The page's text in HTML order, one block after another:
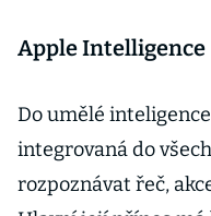
Apple Intelligence
Do umělé
integrovaná do
rozpoznávat řeč,